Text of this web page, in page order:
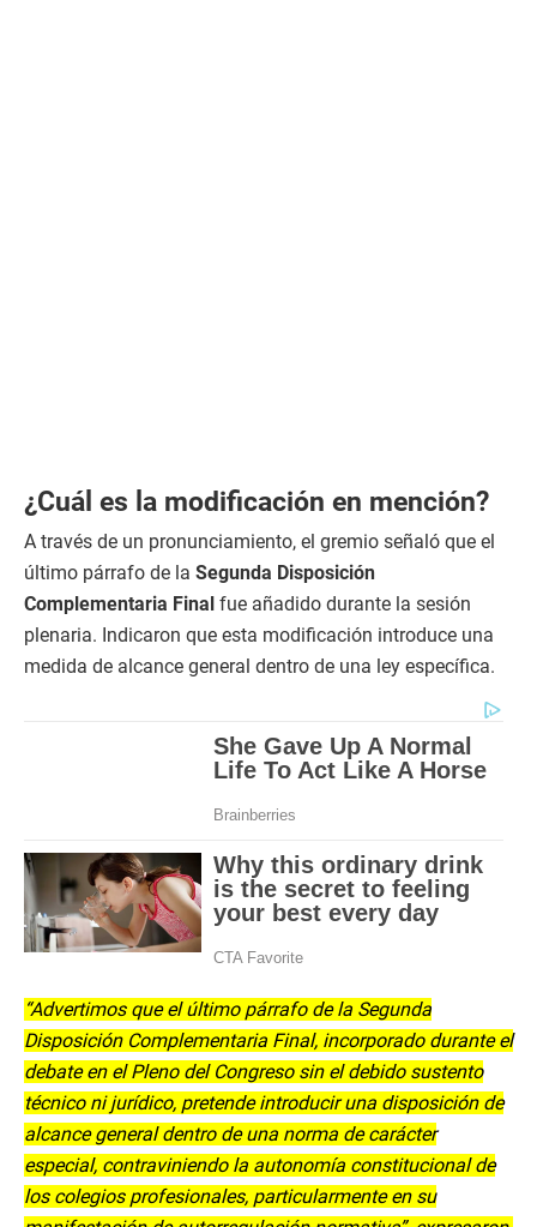
¿Cuál es la modificación en mención?
A través de un pronunciamiento, el gremio señaló que el
último párrafo de la Segunda Disposición
Complementaria Final fue añadido durante la sesión
plenaria. Indicaron que esta modificación introduce una
medida de alcance general dentro de una ley específica.
“Advertimos que el último párrafo de la Segunda
Disposición Complementaria Final, incorporado durante el
debate en el Pleno del Congreso sin el debido sustento
técnico ni jurídico, pretende introducir una disposición de
alcance general dentro de una norma de carácter
especial, contraviniendo la autonomía constitucional de
los colegios profesionales, particularmente en su